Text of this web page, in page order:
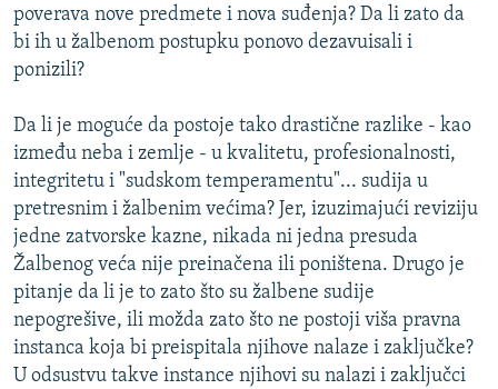
poverava nove predmete i nova suđenja? Da li zato da
bi ih u žalbenom postupku ponovo dezavuisali i
ponizili?
Da li je moguće da postoje tako drastične razlike - kao
između neba i zemlje - u kvalitetu, profesionalnosti,
integritetu i "sudskom temperamentu"... sudija u
pretresnim i žalbenim većima? Jer, izuzimajući reviziju
jedne zatvorske kazne, nikada ni jedna presuda
Žalbenog veća nije preinačena ili poništena. Drugo je
pitanje da li je to zato što su žalbene sudije
nepogrešive, ili možda zato što ne postoji viša pravna
instanca koja bi preispitala njihove nalaze i zaključke?
U odsustvu takve instance njihovi su nalazi i zaključci